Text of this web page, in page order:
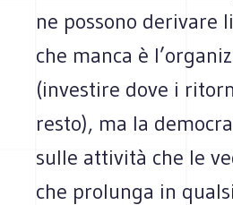
ne possono derivare
che manca è
(investire dove i
resto), ma la
sulle attività che le
che prolunga in